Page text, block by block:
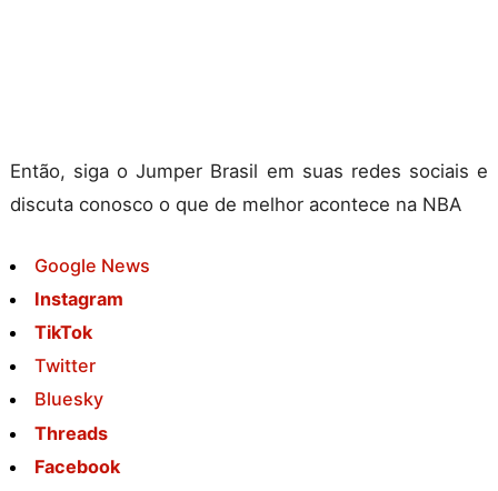
Então, siga o Jumper Brasil em suas redes sociais e
discuta conosco o que de melhor acontece na NBA
Google News
Instagram
TikTok
Twitter
Bluesky
Threads
Facebook